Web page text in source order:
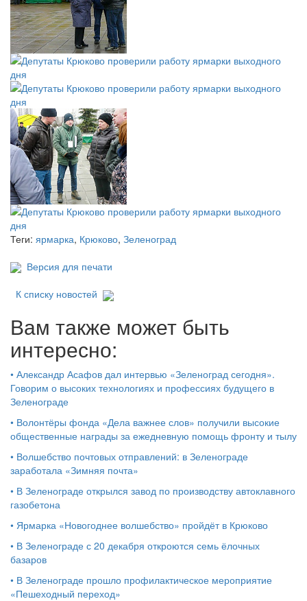
Теги: ярмарка, Крюково, Зеленоград
Версия для печати
К списку новостей
Вам также может быть
интересно:
• Александр Асафов дал интервью «Зеленоград сегодня».
Говорим о высоких технологиях и профессиях будущего в
Зеленограде
• Волонтёры фонда «Дела важнее слов» получили высокие
общественные награды за ежедневную помощь фронту и тылу
• Волшебство почтовых отправлений: в Зеленограде
заработала «Зимняя почта»
• В Зеленограде открылся завод по производству автоклавного
газобетона
• Ярмарка «Новогоднее волшебство» пройдёт в Крюково
• В Зеленограде с 20 декабря откроются семь ёлочных
базаров
• В Зеленограде прошло профилактическое мероприятие
«Пешеходный переход»